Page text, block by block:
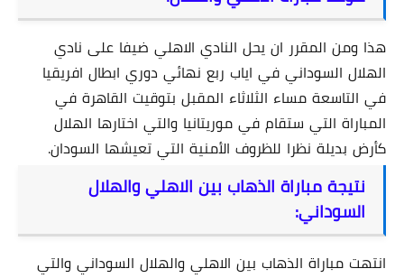
هذا ومن المقرر ان يحل النادي الاهلي ضيفا على نادي
الهلال السوداني في اياب ربع نهائي دوري ابطال افريقيا
في التاسعة مساء الثلاثاء المقبل بتوقيت القاهرة في
المباراة التي ستقام في موريتانيا والتي اختارها الهلال
كأرض بديلة نظرا للظروف الأمنية التي تعيشها السودان.
نتيجة مباراة الذهاب بين الاهلي والهلال
السوداني:
انتهت مباراة الذهاب بين الاهلي والهلال السوداني والتي